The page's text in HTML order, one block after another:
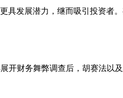
更具发展潜力，继而吸引投资者
开财务舞弊调查后，胡赛法以